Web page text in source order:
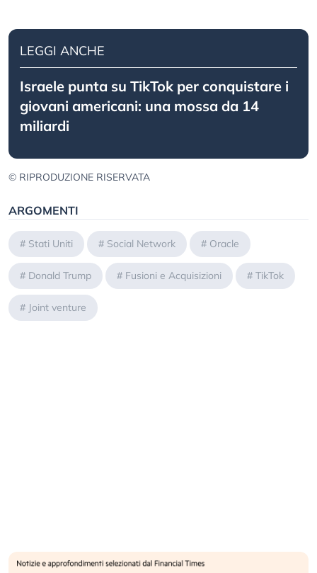
LEGGI ANCHE
Israele punta su TikTok per conquistare i
giovani americani: una mossa da 14
miliardi
© RIPRODUZIONE RISERVATA
ARGOMENTI
# Stati Uniti # Social Network # Oracle
# Donald Trump # Fusioni e Acquisizioni # TikTok
# Joint venture